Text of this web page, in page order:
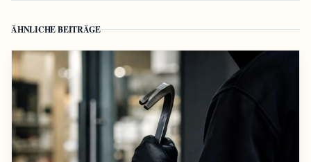
ÄHNLICHE BEITRÄGE